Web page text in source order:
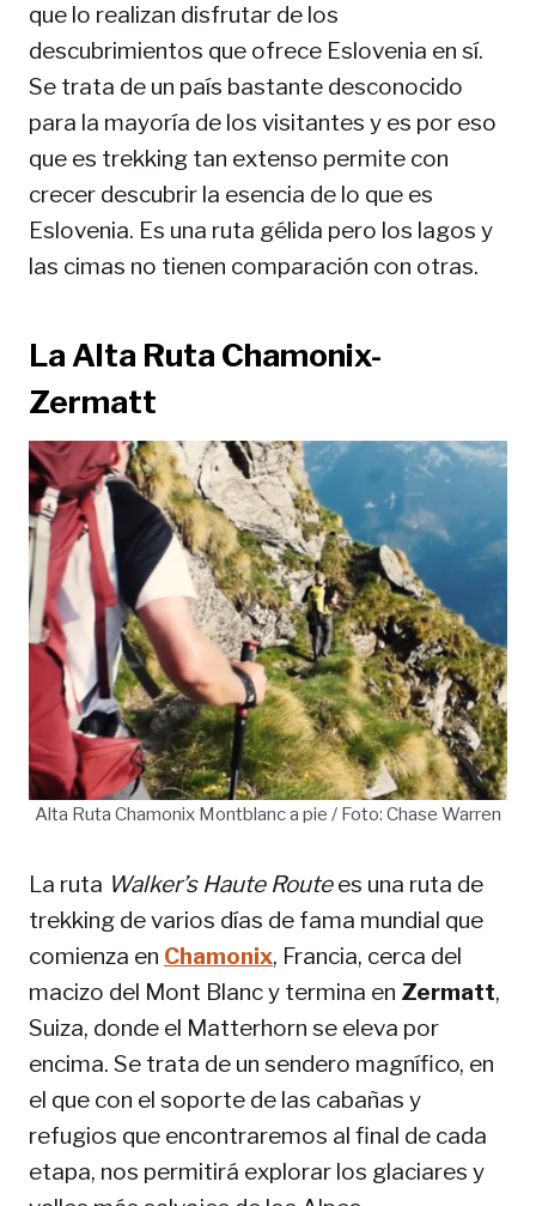
que lo realizan disfrutar de los
descubrimientos que ofrece Eslovenia en sí.
Se trata de un país bastante desconocido
para la mayoría de los visitantes y es por eso
que es trekking tan extenso permite con
crecer descubrir la esencia de lo que es
Eslovenia. Es una ruta gélida pero los lagos y
las cimas no tienen comparación con otras.
La Alta Ruta Chamonix-
Zermatt
Alta Ruta Chamonix Montblanc a pie / Foto: Chase Warren
La ruta Walker’s Haute Routees una ruta de
trekking de varios días de fama mundial que
comienza en Chamonix, Francia, cerca del
macizo del Mont Blanc y termina en Zermatt,
Suiza, donde el Matterhorn se eleva por
encima. Se trata de un sendero magnífico, en
el que con el soporte de las cabañas y
refugios que encontraremos al final de cada
etapa, nos permitirá explorar los glaciares y